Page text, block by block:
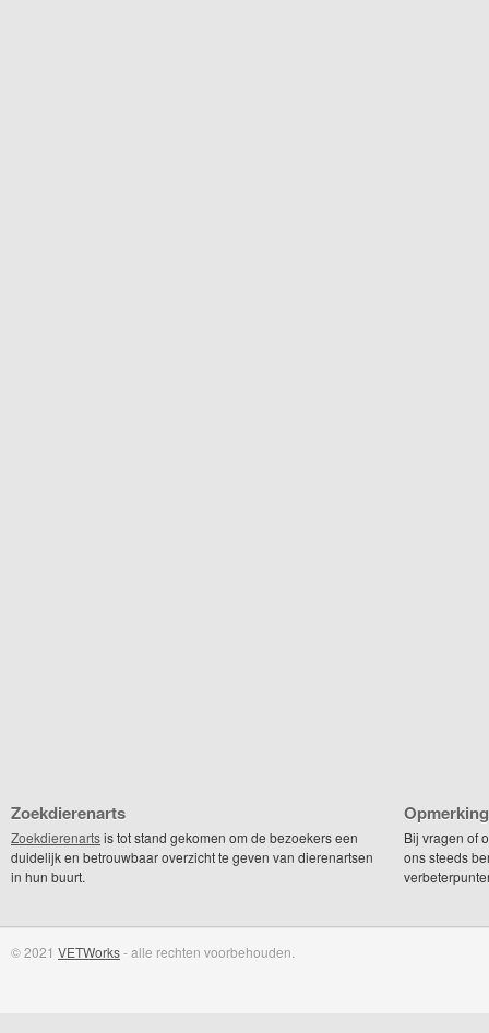
Zoekdierenarts
Zoekdierenartsis tot stand gekomen om de bezoekers een
duidelijk en betrouwbaar overzicht te geven van dierenartsen
in hun buurt.
Bij vragen of
ons steeds
© 2021 VETWorks- alle rechten voorbehouden.